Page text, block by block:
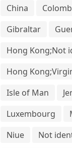
China
Gibraltar
Hong Kong;Not
Hong
Isle of Man
Luxembourg
Niue
Not